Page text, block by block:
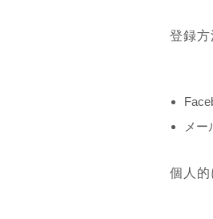
登録方
メー
個人的